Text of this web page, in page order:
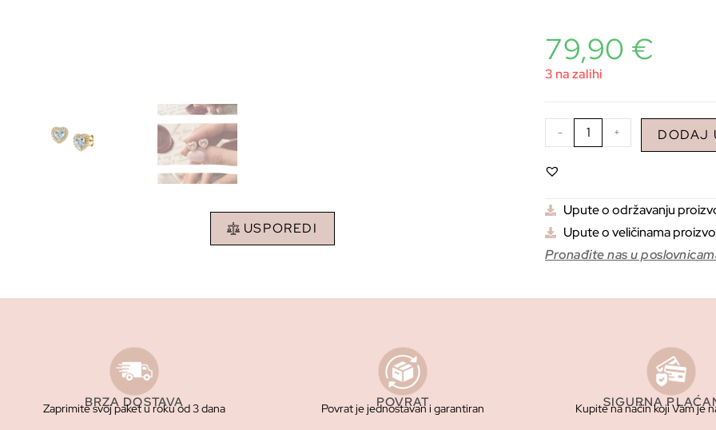
USPOREDI
79,90 €
3 na zalihi
- + DODAJ
Upute o održavanju
Upute o veličinama
Pronađite nas u
BRZA DOSTAVA
Zaprimite svoj paket u roku od 3 dana POVRAT
Povrat je jednostavan i garantiran SIGURNA
Kupite na način koji Vam je